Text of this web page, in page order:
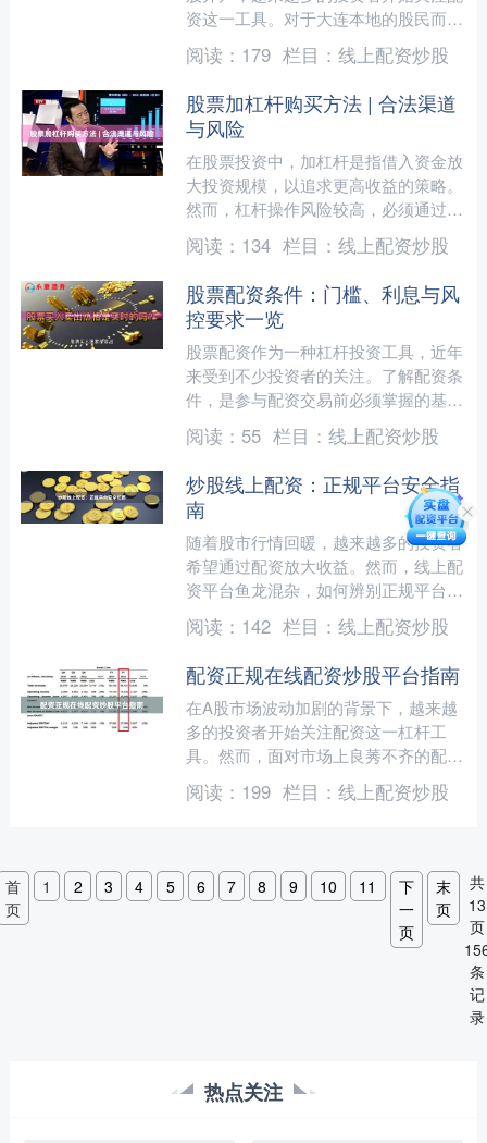
资这一工具。对于大连本地的股民而
言，选择一家正规、低息、杠杆灵活的
配资平台，是提升资金使用效....
阅读： 179 栏目： 线上配资炒股
股票加杠杆购买方法 | 合法渠道
与风险
在股票投资中，加杠杆是指借入资金放
大投资规模，以追求更高收益的策略。
然而，杠杆操作风险较高，必须通过合
法渠道进行。本文将介绍几种常见的合
法加杠杆方式及其潜在风险....
阅读： 134 栏目： 线上配资炒股
股票配资条件：门槛、利息与风
控要求一览
股票配资作为一种杠杆投资工具，近年
来受到不少投资者的关注。了解配资条
件，是参与配资交易前必须掌握的基础
知识。本文将从门槛、利息与风控要求
三个方面，为您系统梳理股....
阅读： 55 栏目： 线上配资炒股
炒股线上配资：正规平台安全指
南
随着股市行情回暖，越来越多的投资者
希望通过配资放大收益。然而，线上配
资平台鱼龙混杂，如何辨别正规平台、
保障资金安全联华证券公司，成为投资
者必须掌握的技能。本文为....
阅读： 142 栏目： 线上配资炒股
配资正规在线配资炒股平台指南
在A股市场波动加剧的背景下，越来越
多的投资者开始关注配资这一杠杆工
具。然而，面对市场上良莠不齐的配资
平台，如何选择正规、安全的在线配资
炒股平台，成为投资者必须掌....
阅读： 199 栏目： 线上配资炒股
首
页
1 2 3 4 5 6 7 8 9 10 11
下
一
页
末
页
共
13
页
条
记
录
热点关注